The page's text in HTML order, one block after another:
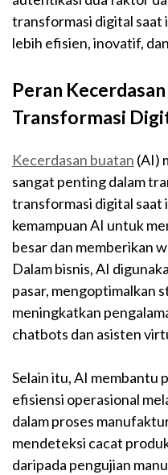
transformasi digital saat
lebih efisien, inovatif,
Peran
Transformasi
Kecerdasan buatan (AI)
sangat penting dalam
transformasi digital saat
kemampuan AI untuk
besar dan memberikan
Dalam bisnis, AI
pasar, mengoptimalkan
meningkatkan
chatbots dan asisten
Selain itu, AI membantu
efisiensi operasional
dalam proses
mendeteksi cacat
daripada pengujian